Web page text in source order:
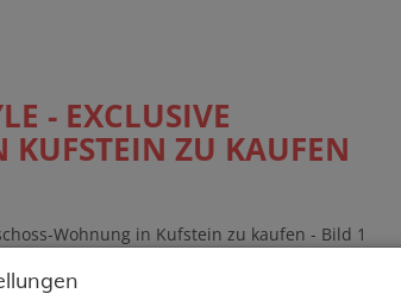
- EXCLUSIVE
KUFSTEIN ZU KAUFEN